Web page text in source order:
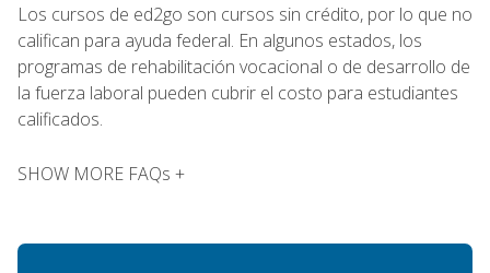
Los cursos de ed2go son cursos sin crédito, por lo que no
califican para ayuda federal. En algunos estados, los
programas de rehabilitación vocacional o de desarrollo de
la fuerza laboral pueden cubrir el costo para estudiantes
calificados.
SHOW MORE FAQs +